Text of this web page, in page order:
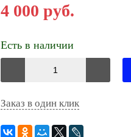
4 000 руб.
Есть в наличии
Заказ в один клик